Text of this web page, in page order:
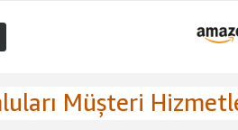
Müşteri